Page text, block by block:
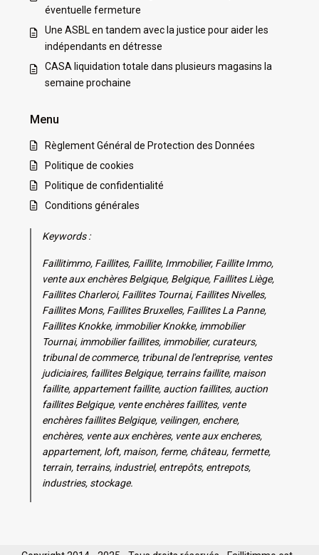
éventuelle fermeture
Une ASBL en tandem avec la justice pour aider les
indépendants en détresse
CASA liquidation totale dans plusieurs magasins la
semaine prochaine
Menu
Règlement Général de Protection des Données
Politique de cookies
Politique de confidentialité
Conditions générales
Keywords :
Faillitimmo, Faillites, Faillite, Immobilier, Faillite Immo,
vente aux enchères Belgique, Belgique, Faillites Liège,
Faillites Charleroi, Faillites Tournai, Faillites Nivelles,
Faillites Mons, Faillites Bruxelles, Faillites La Panne,
Faillites Knokke, immobilier Knokke, immobilier
Tournai, immobilier faillites, immobilier, curateurs,
tribunal de commerce, tribunal de l'entreprise, ventes
judiciaires, faillites Belgique, terrains faillite, maison
faillite, appartement faillite, auction faillites, auction
faillites Belgique, vente enchères faillites, vente
enchères faillites Belgique, veilingen, enchere,
enchères, vente aux enchères, vente aux encheres,
appartement, loft, maison, ferme, château, fermette,
terrain, terrains, industriel, entrepôts, entrepots,
industries, stockage.